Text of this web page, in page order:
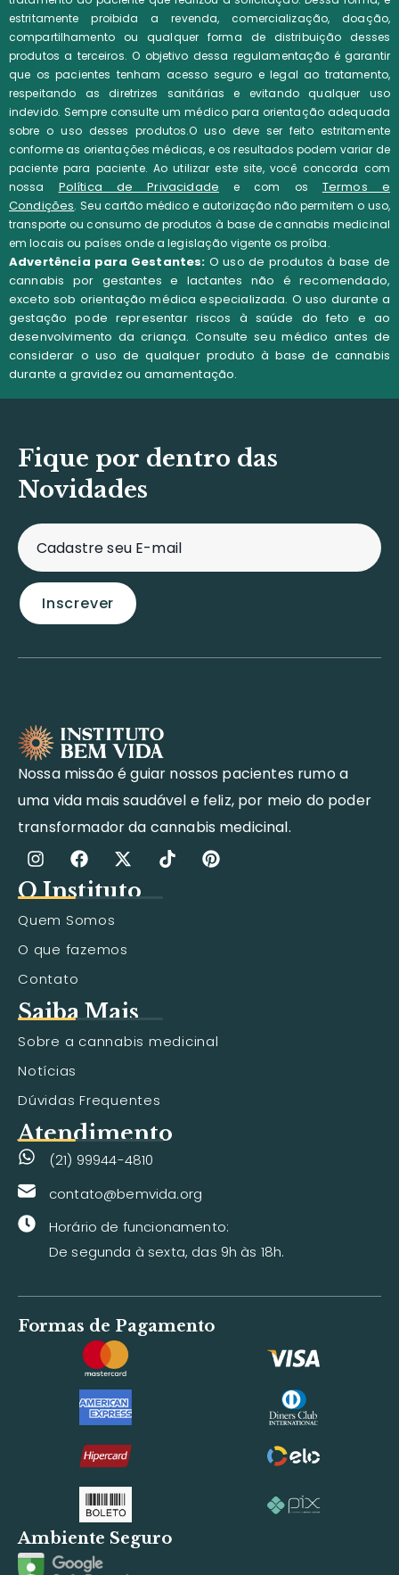
estritamente proibida a revenda, comercialização, doação,
compartilhamento ou qualquer forma de distribuição desses
produtos a terceiros.O objetivo dessa regulamentação é garantir
que os pacientes tenham acesso seguro e legal ao tratamento,
respeitando as diretrizes sanitárias e evitando qualquer uso
indevido. Sempre consulte um médico para orientação adequada
sobre o uso desses produtos.O uso deve ser feito estritamente
conforme as orientações médicas, e os resultados podem variar de
paciente para paciente. Ao utilizar este site, você concorda com
nossa Política de Privacidade e com os Termos e
Condições.Seu cartão médico e autorização não permitem o uso,
transporte ou consumo de produtos à base de cannabis medicinal
em locais ou países onde a legislação vigente os proíba.
Advertência para Gestantes: O uso de produtos à base de
cannabis por gestantes e lactantes não é recomendado,
exceto sob orientação médica especializada. O uso durante a
gestação pode representar riscos à saúde do feto e ao
desenvolvimento da criança. Consulte seu médico antes de
considerar o uso de qualquer produto à base de cannabis
durante a gravidez ou amamentação.
Fique por dentro das
Novidades
Nossa missão é guiar nossos pacientes rumo a
uma vida mais saudável e feliz, por meio do poder
transformador da cannabis medicinal.
O Instituto
Quem Somos
O que fazemos
Contato
Saiba Mais
Sobre a cannabis medicinal
Notícias
Dúvidas Frequentes
Atendimento
(21) 99944-4810
contato@bemvida.org
Horário de funcionamento:
De segunda à sexta, das 9h às 18h.
Formas de Pagamento
Ambiente Seguro